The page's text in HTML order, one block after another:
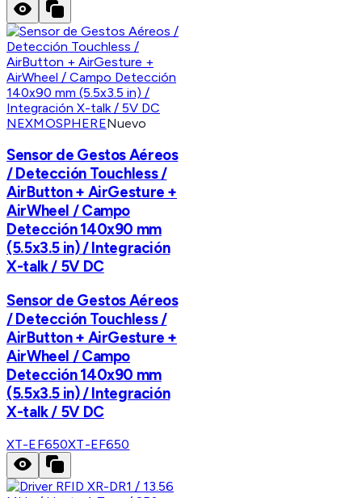
NEXMOSPHERENuevo
Sensor de Gestos Aéreos
/ Detección Touchless /
AirButton + AirGesture +
AirWheel / Campo
Detección 140x90 mm
(5.5x3.5 in) / Integración
X-talk / 5V DC
Sensor de Gestos Aéreos
/ Detección Touchless /
AirButton + AirGesture +
AirWheel / Campo
Detección 140x90 mm
(5.5x3.5 in) / Integración
X-talk / 5V DC
XT-EF650XT-EF650